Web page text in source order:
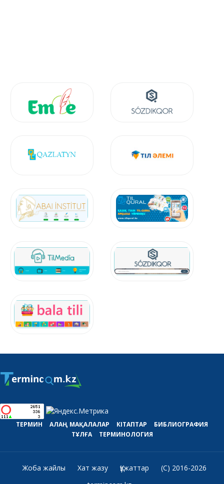
ТЕРМИН АЛАҢ МАҚАЛАЛАР КІТАПТАР
БИБЛИОГРАФИЯ
ТҰЛҒА
ТЕРМИНОЛОГИЯ
Жоба жайлы Хат жазу Құжаттар
(C) 2016-2026